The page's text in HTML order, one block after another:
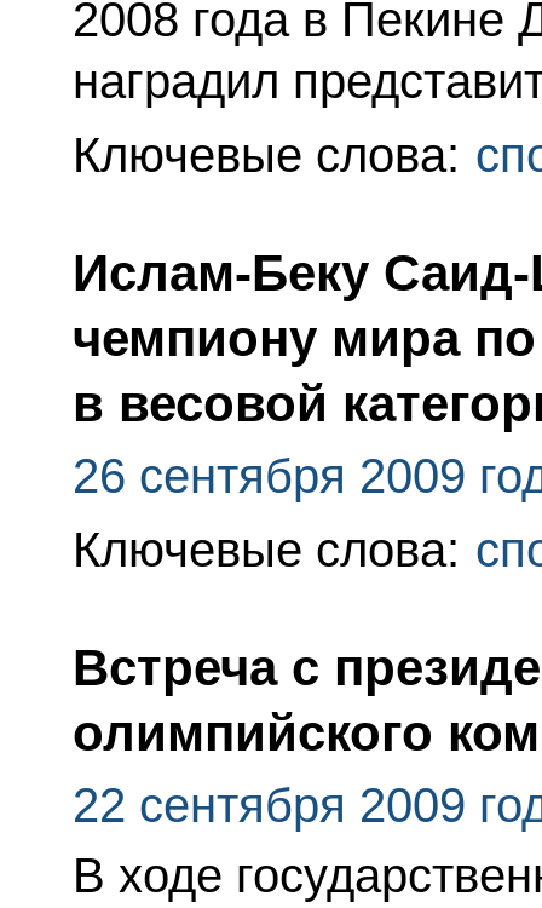
2008 года в Пекине
наградил
Ключевые слова:
Ислам-Беку
чемпиону мира
в весовой
26 сентября 2009
Ключевые слова:
Встреча с
олимпийского
22 сентября 2009
В ходе